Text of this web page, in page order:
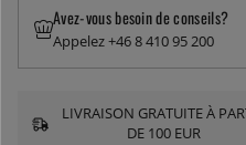
Avez-vous besoin de conseils?
Appelez +46 8 410 95 200
LIVRAISON GRATUITE À
DE 100 EUR